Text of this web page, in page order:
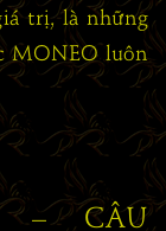
trị, là những
MONEO luôn
– CÂU